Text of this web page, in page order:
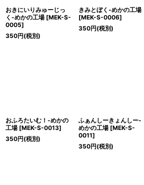
おきにいりみゅーじっ
く-めかの工場 [MEK-S-
0005]
350円(税別)
きみとぼく-めかの工場
[MEK-S-0006]
350円(税別)
おふろたいむ！-めかの
工場 [MEK-S-0013]
350円(税別)
ふぁんしーきょんしー-
めかの工場 [MEK-S-
0011]
350円(税別)